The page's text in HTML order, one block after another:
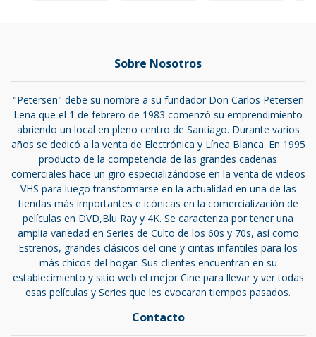
Sobre Nosotros
"Petersen" debe su nombre a su fundador Don Carlos Petersen
Lena que el 1 de febrero de 1983 comenzó su emprendimiento
abriendo un local en pleno centro de Santiago. Durante varios
años se dedicó a la venta de Electrónica y Línea Blanca. En 1995
producto de la competencia de las grandes cadenas
comerciales hace un giro especializándose en la venta de videos
VHS para luego transformarse en la actualidad en una de las
tiendas más importantes e icónicas en la comercialización de
películas en DVD,Blu Ray y 4K. Se caracteriza por tener una
amplia variedad en Series de Culto de los 60s y 70s, así como
Estrenos, grandes clásicos del cine y cintas infantiles para los
más chicos del hogar. Sus clientes encuentran en su
establecimiento y sitio web el mejor Cine para llevar y ver todas
esas películas y Series que les evocaran tiempos pasados.
Contacto